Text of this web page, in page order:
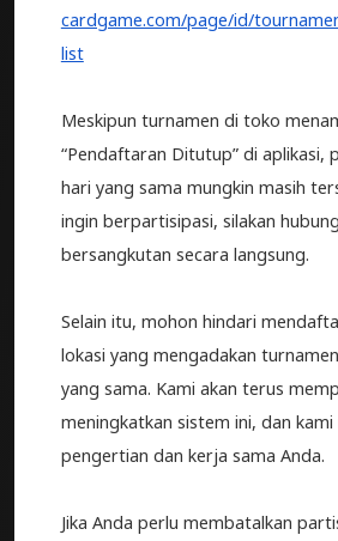
cardgame.com/page/id/
list
Meskipun turnamen di toko
“Pendaftaran Ditutup” di aplikasi,
hari yang sama mungkin masih
ingin berpartisipasi, silakan
bersangkutan secara langsung.
Selain itu, mohon hindari
lokasi yang mengadakan
yang sama. Kami akan terus
meningkatkan sistem ini, dan
pengertian dan kerja sama Anda.
Jika Anda perlu membatalkan